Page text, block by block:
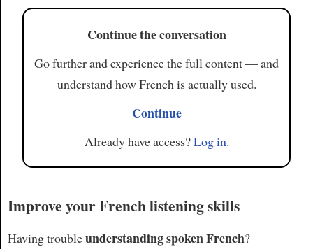
Continue the conversation
Go further and experience the full content — and
understand how French is actually used.
Continue
Already have access?Log in.
Improve your French listening skills
Having troubleunderstanding spoken French?